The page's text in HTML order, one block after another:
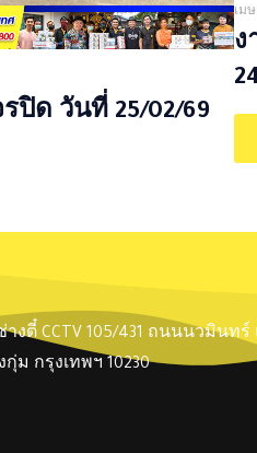
ปิด วันที่ 25/02/69
เม
ง
างตี๋ CCTV 105/431 ถนนนวมินท
กุ่ม กรุงเทพฯ 10230